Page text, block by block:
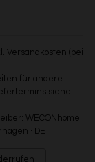
Versandkosten (bei
für andere
siehe
WECONhome
· DE